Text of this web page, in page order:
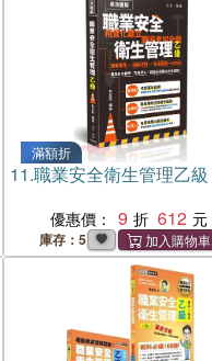
滿額折
11.職業安全衛生管理乙級
優惠價： 9 612
庫存：5